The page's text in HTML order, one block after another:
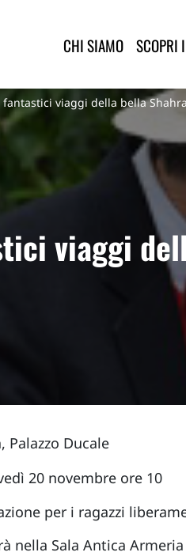
CHI SIAMO SCOPRI
viaggi della bella
viaggi
Palazzo Ducale
20 novembre ore 10
per i ragazzi
nella Sala Antica